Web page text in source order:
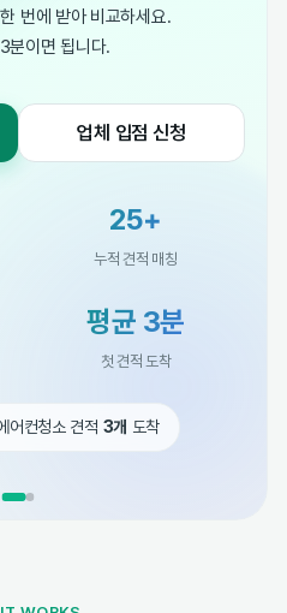
번에 받아 비교하세요.
분이면 됩니다.
어컨청소 견적 3개 도착
25+
누적 견적 매칭
평균 3분
첫 견적 도착
업체 입점 신청